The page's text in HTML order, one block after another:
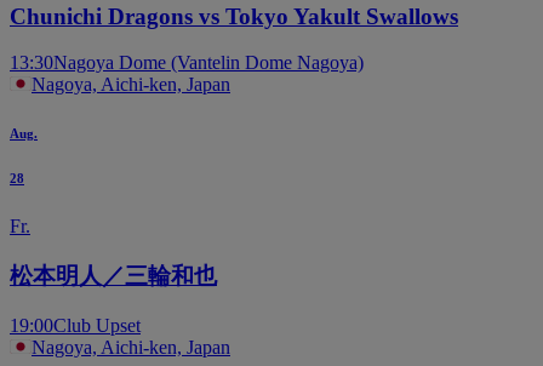
Chunichi Dragons vs Tokyo Yakult Swallows
13:30Nagoya Dome (Vantelin Dome Nagoya)
Nagoya, Aichi-ken, Japan
Aug.
28
Fr.
松本明人／三輪和也
19:00Club Upset
Nagoya, Aichi-ken, Japan